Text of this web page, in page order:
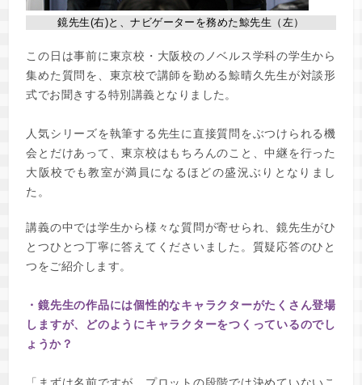
鏡先生(右)と、ナビゲーターを務めた鯨先生（左）
この日は事前に東京校・大阪校のノベルス学科の学生から
集めた質問を、東京校で講師を勤める鯨晴久先生が対談形
式でお聞きする特別講義となりました。
人気シリーズを執筆する先生に直接質問をぶつけられる機
会とだけあって、東京校はもちろんのこと、中継を行った
大阪校でも教室が満員になるほどの盛況ぶりとなりまし
た。
講義の中では学生から様々な質問が寄せられ、鏡先生がひ
とつひとつ丁寧に答えてくださいました。質疑応答のひと
つをご紹介します。
・鏡先生の作品には個性的なキャラクターがたくさん登場
しますが、どのようにキャラクターをつくっているのでし
ょうか？